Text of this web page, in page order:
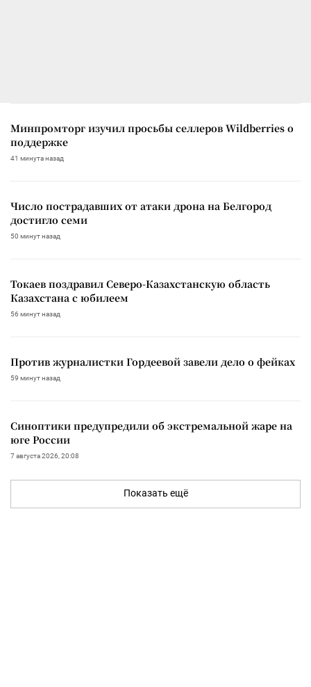
Минпромторг изучил просьбы селлеров Wildberries о
поддержке
41 минута назад
Число пострадавших от атаки дрона на Белгород
достигло семи
50 минут назад
Токаев поздравил Северо-Казахстанскую область
Казахстана с юбилеем
56 минут назад
Против журналистки Гордеевой завели дело о фейках
59 минут назад
Синоптики предупредили об экстремальной жаре на
юге России
7 августа 2026, 20:08
Показать ещё